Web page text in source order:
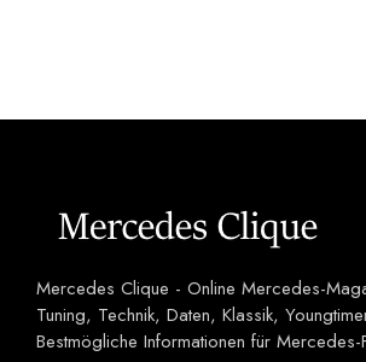
Mercedes Clique - Online Mercedes-
Tuning, Technik, Daten, Klassik,
Bestmögliche Informationen für Mercedes-